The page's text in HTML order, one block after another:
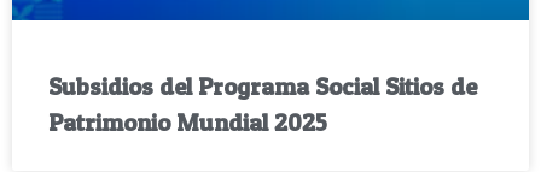
Subsidios del Programa Social Sitios de
Patrimonio Mundial 2025